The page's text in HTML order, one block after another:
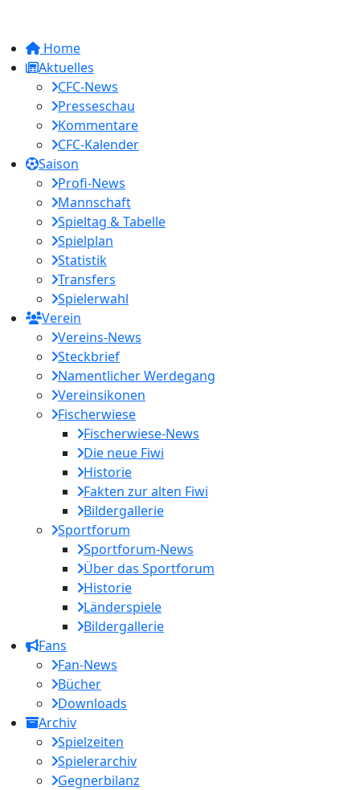
Home
Aktuelles
CFC-News
Presseschau
Kommentare
CFC-Kalender
Saison
Profi-News
Mannschaft
Spieltag & Tabelle
Spielplan
Statistik
Transfers
Spielerwahl
Verein
Vereins-News
Steckbrief
Namentlicher Werdegang
Vereinsikonen
Fischerwiese
Fischerwiese-News
Die neue Fiwi
Historie
Fakten zur alten Fiwi
Bildergallerie
Sportforum
Sportforum-News
Über das Sportforum
Historie
Länderspiele
Bildergallerie
Fans
Fan-News
Bücher
Downloads
Archiv
Spielzeiten
Spielerarchiv
Gegnerbilanz